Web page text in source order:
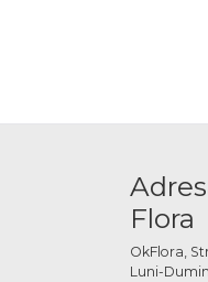
Flora
OkFlora,
Luni-